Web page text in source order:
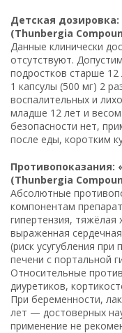
Детская
(Thunbergia
Данные клинически
отсутствуют.
подростков старше
1 капсулы (500 мг) 2
воспалительных и
младше 12 лет и
безопасности нет,
после еды, коротким
Противопоказания:
(Thunbergia
Абсолютные
компонентам
гипертензия, тяжёлая
выраженная
(риск усугубления при
печени с портальной
Относительные
диуретиков,
При беременности,
лет — достоверных
применение не